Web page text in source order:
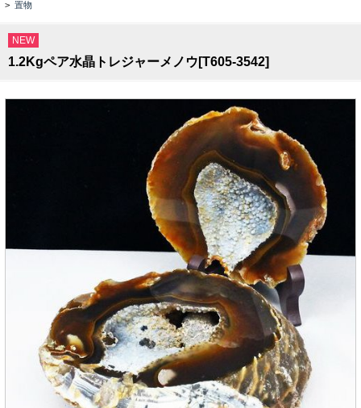
> 置物
NEW
1.2Kgペア水晶トレジャーメノウ[T605-3542]